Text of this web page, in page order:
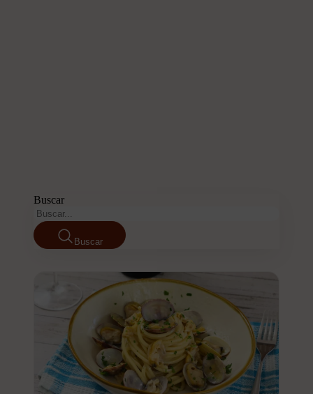
Buscar
Buscar